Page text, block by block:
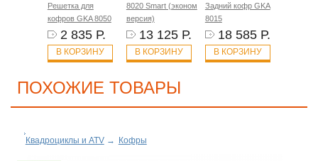
Решетка для
кофров GKA 8050
2 835 Р.
В КОРЗИНУ
8020 Smart (эконом
версия)
13 125 Р.
В КОРЗИНУ
Задний кофр GKA
8015
18 585 Р.
В КОРЗИНУ
ПОХОЖИЕ ТОВАРЫ
Квадроциклы и ATV→ Кофры